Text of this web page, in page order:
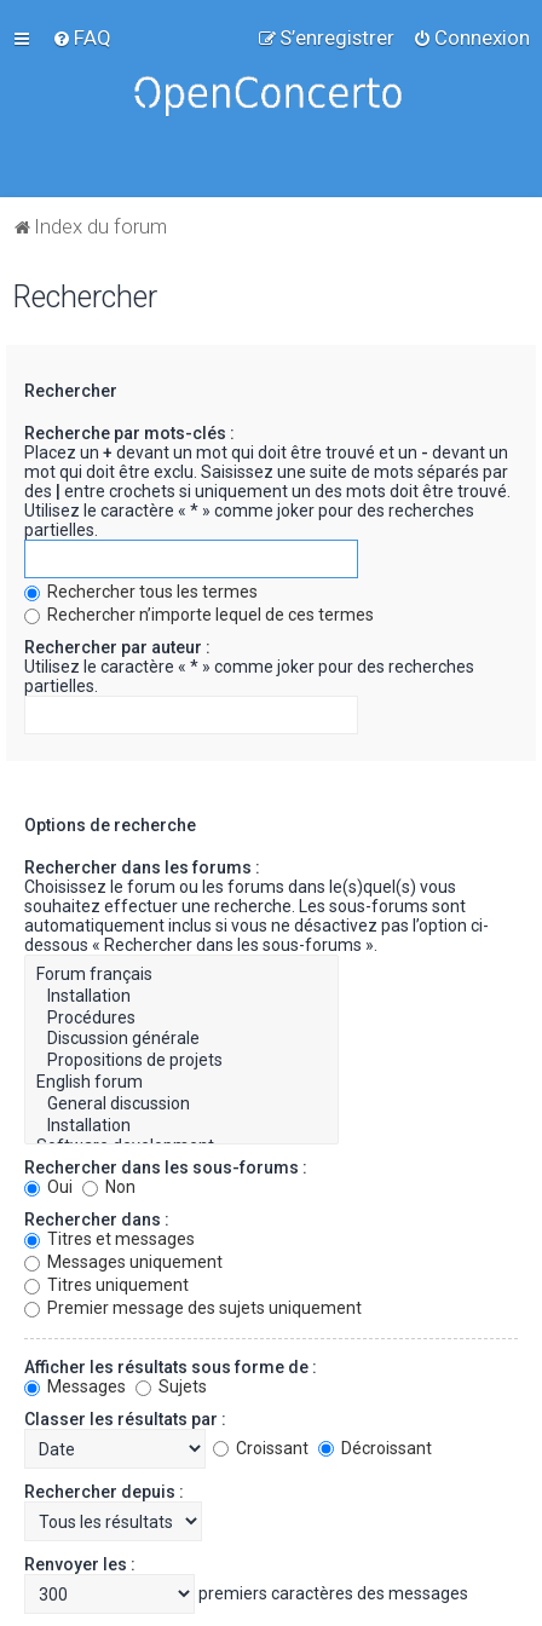
FAQ Connexion
S’enregistrer
Index du forum
Rechercher
Rechercher
Recherche par mots-clés :
Placez un + devant un mot qui doit être trouvé et un - devant un
mot qui doit être exclu. Saisissez une suite de mots séparés par
des
entre crochets si uniquement un des mots doit être trouvé.
Utilisez le caractère « * » comme joker pour des recherches
partielles.
Rechercher tous les termes
Rechercher n’importe lequel de ces termes
Rechercher par auteur :
Utilisez le caractère « * » comme joker pour des recherches
partielles.
Options de recherche
Rechercher dans les forums :
Choisissez le forum ou les forums dans le(s)quel(s) vous
souhaitez effectuer une recherche. Les sous-forums sont
automatiquement inclus si vous ne désactivez pas l’option ci-
dessous « Rechercher dans les sous-forums ».
Rechercher dans les sous-forums :
Oui
Non
Rechercher dans :
Titres et messages
Messages uniquement
Titres uniquement
Premier message des sujets uniquement
Afficher les résultats sous forme de :
Messages
Sujets
Classer les résultats par :
Croissant
Décroissant
Rechercher depuis :
Renvoyer les :
premiers caractères des messages